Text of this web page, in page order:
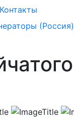
Контакты
(Россия)